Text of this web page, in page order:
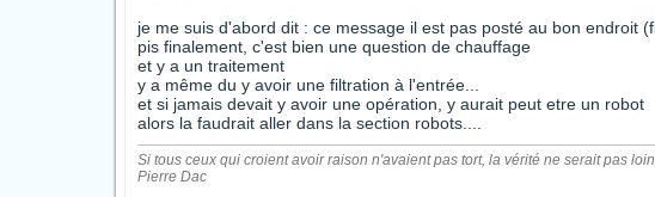
je me suis d'abord dit : ce message il est pas posté au bon endroit
pis finalement, c'est bien une question de chauffage
et y a un traitement
y a même du y avoir une filtration à l'entrée...
et si jamais devait y avoir une opération, y aurait peut etre un robot
alors la faudrait aller dans la section robots....
Si tous ceux qui croient avoir raison n'avaient pas tort, la vérité ne serait pas
Pierre Dac